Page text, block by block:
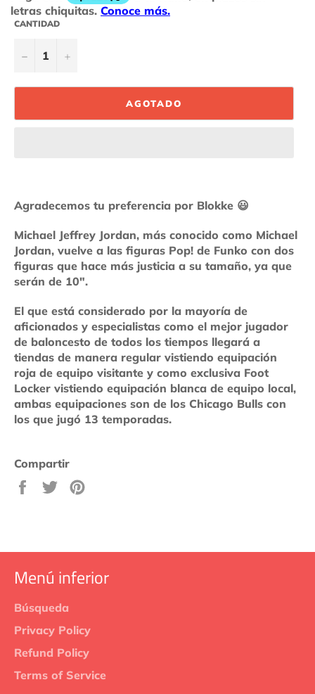
CANTIDAD
− +
AGOTADO
Agradecemos tu preferencia por Blokke 😃
Michael Jeffrey Jordan, más conocido como Michael
Jordan, vuelve a las figuras Pop! de Funko con dos
figuras que hace más justicia a su tamaño, ya que
serán de 10″.
El que está considerado por la mayoría de
aficionados y especialistas como el mejor jugador
de baloncesto de todos los tiempos llegará a
tiendas de manera regular vistiendo equipación
roja de equipo visitante y como exclusiva Foot
Locker vistiendo equipación blanca de equipo local,
ambas equipaciones son de los Chicago Bulls con
los que jugó 13 temporadas.
Compartir
Compartir
Tuitear
Menú inferior
Búsqueda
Privacy Policy
Refund Policy
Terms of Service